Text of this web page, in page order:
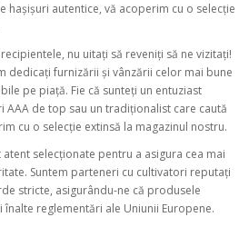
hașișuri autentice, vă acoperim cu o selecție
nu uitați să reveniți să ne vizitați!
dedicați furnizării și vânzării celor mai bune
pe piață. Fie că sunteți un entuziast
AAA de top sau un tradiționalist care caută
cu o selecție extinsă la magazinul nostru.
selecționate pentru a asigura cea mai
Suntem parteneri cu cultivatori reputați
stricte, asigurându-ne că produsele
reglementări ale Uniunii Europene.